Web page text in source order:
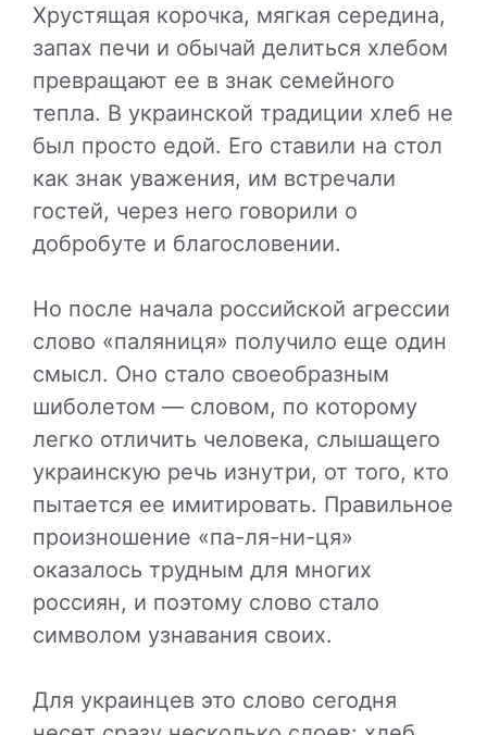
Хрустящая корочка, мягкая середина,
запах печи и обычай делиться хлебом
превращают ее в знак семейного
тепла. В украинской традиции хлеб не
был просто едой. Его ставили на стол
как знак уважения, им встречали
гостей, через него говорили о
добробуте и благословении.
Но после начала российской агрессии
слово «паляниця» получило еще один
смысл. Оно стало своеобразным
шиболетом — словом, по которому
легко отличить человека, слышащего
украинскую речь изнутри, от того, кто
пытается ее имитировать. Правильное
произношение «па-ля-ни-ця»
оказалось трудным для многих
россиян, и поэтому слово стало
символом узнавания своих.
Для украинцев это слово сегодня